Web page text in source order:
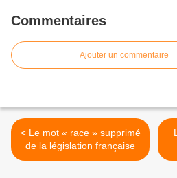
Commentaires
Ajouter un commentaire
< Le mot « race » supprimé
de la législation française